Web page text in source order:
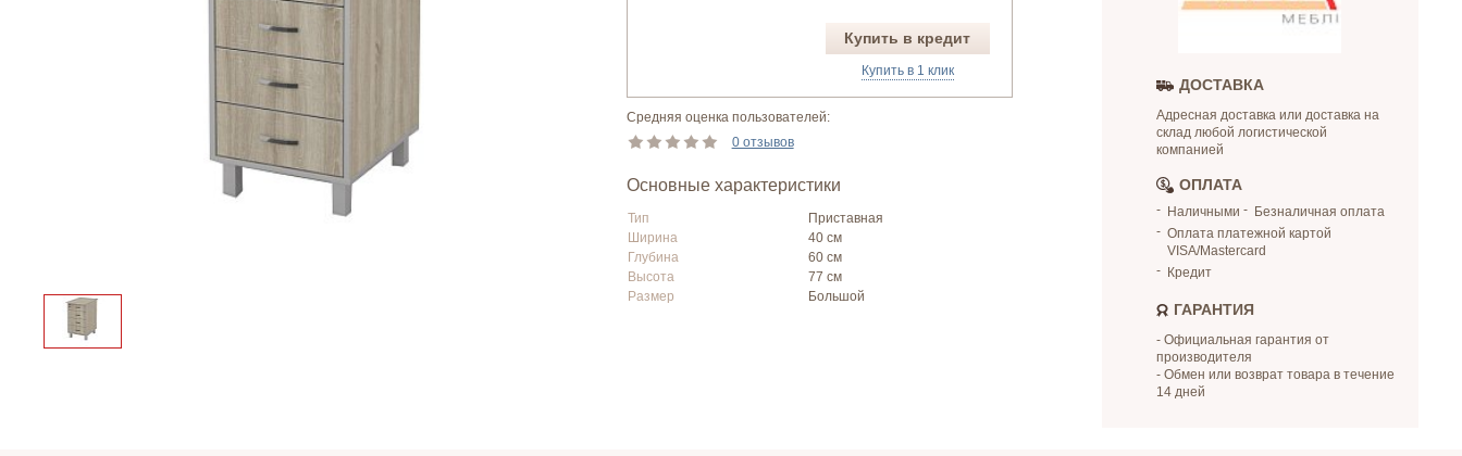
Купить в кредит
Купить в 1 клик
Средняя оценка пользователей:
0 отзывов
Основные характеристики
Тип
Приставная
Ширина
40 см
Глубина
60 см
Высота
77 см
Размер
Большой
ДОСТАВКА
Адресная доставка или доставка на
склад любой логистической
компанией
ОПЛАТА
Наличными
Безналичная оплата
Оплата платежной картой
VISA/Mastercard
Кредит
ГАРАНТИЯ
- Официальная гарантия от
производителя
- Обмен или возврат товара в течение
14 дней